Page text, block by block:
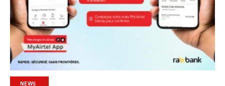
NEWS